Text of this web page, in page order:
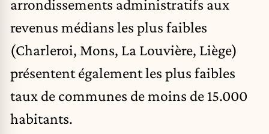
arrondissements administratifs aux
revenus médians les plus faibles
(Charleroi, Mons, La Louvière, Liège)
présentent également les plus faibles
taux de communes de moins de 15.000
habitants.